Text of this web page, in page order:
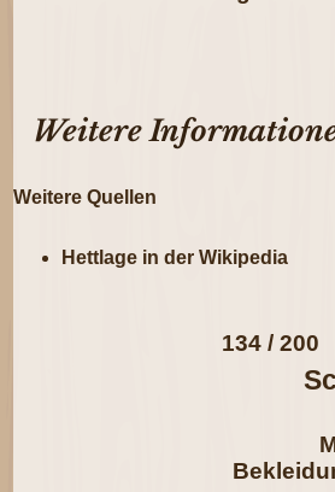
Weitere
Weitere Quellen
Hettlage in der Wikipedia
134 / 200